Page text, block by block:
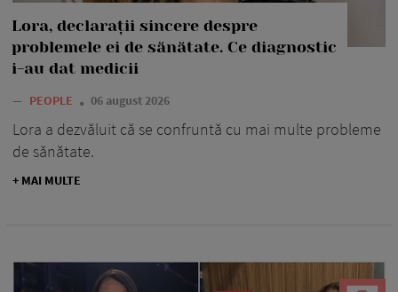
Lora, declarații sincere despre
problemele ei de sănătate. Ce diagnostic
i-au dat medicii
— PEOPLE 06 august 2026
Lora a dezvăluit că se confruntă cu mai multe probleme
de sănătate.
+ MAI MULTE